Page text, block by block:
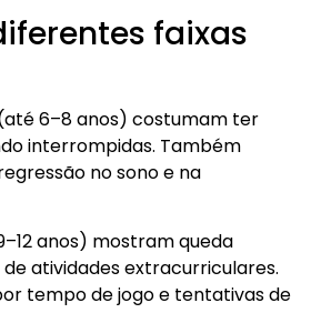
faixas
6–8 anos) costumam ter
interrompidas. Também
no sono e na
anos) mostram queda
atividades extracurriculares.
tempo de jogo e tentativas de